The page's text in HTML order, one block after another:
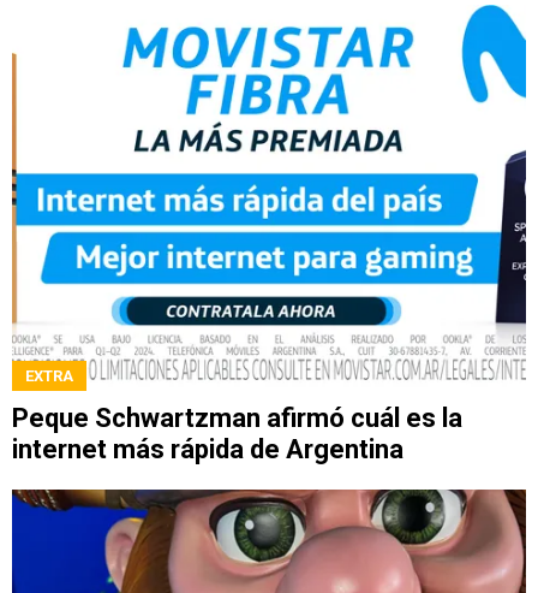
EXTRA
Peque Schwartzman afirmó cuál es la
internet más rápida de Argentina